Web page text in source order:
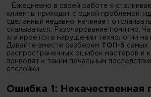
Ежедневно в своей работе я
клиенты приходят с одной проблемой:
сделанный недавно, начинает
скалываться. Разочарование понятно.
зла кроется в нарушении технологии на
Давайте вместе разберем ТОП-5 самых
распространенных ошибок мастеров и
приводят к таким печальным
отслойки.
Ошибка 1: Некачественная